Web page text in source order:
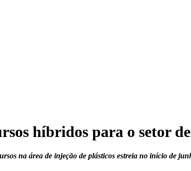
híbridos para o setor
na área de injeção de plásticos estreia no início de